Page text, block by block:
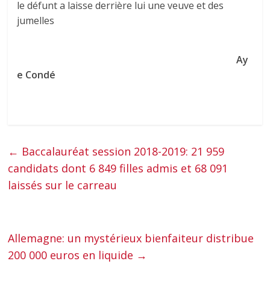
le défunt a laisse derrière lui une veuve et des
jumelles
Ay
e Condé
← Baccalauréat session 2018-2019: 21 959
candidats dont 6 849 filles admis et 68 091
laissés sur le carreau
Allemagne: un mystérieux bienfaiteur distribue
200 000 euros en liquide →